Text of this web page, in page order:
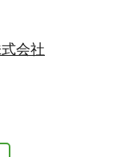
会社